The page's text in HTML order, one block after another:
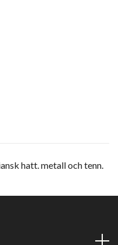
hatt. metall och tenn.